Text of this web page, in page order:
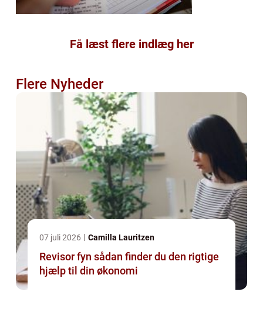
Få læst flere indlæg her
Flere Nyheder
07 juli 2026 Camilla Lauritzen
Revisor fyn sådan finder du den rigtige
hjælp til din økonomi